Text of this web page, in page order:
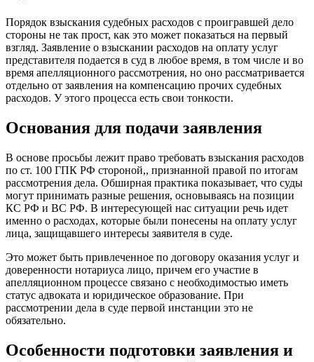
Порядок взыскания судебных расходов с проигравшей дело
стороны не так прост, как это может показаться на первый
взгляд. Заявление о взыскании расходов на оплату услуг
представителя подается в суд в любое время, в том числе и во
время апелляционного рассмотрения, но оно рассматривается
отдельно от заявления на компенсацию прочих судебных
расходов. У этого процесса есть свои тонкости.
Основания для подачи заявления
В основе просьбы лежит право требовать взыскания расходов
по ст. 100 ГПК РФ стороной,, признанной правой по итогам
рассмотрения дела. Обширная практика показывает, что суды
могут принимать разные решения, основываясь на позиции
КС РФ и ВС РФ. В интересующей нас ситуации речь идет
именно о расходах, которые были понесены на оплату услуг
лица, защищавшего интересы заявителя в суде.
Это может быть привлеченное по договору оказания услуг и
доверенности нотариуса лицо, причем его участие в
апелляционном процессе связано с необходимостью иметь
статус адвоката и юридическое образование. При
рассмотрении дела в суде первой инстанции это не
обязательно.
Особенности подготовки заявления и